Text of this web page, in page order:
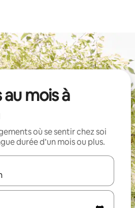
mois à
où se sentir chez soi
durée d’un mois ou plus.
sont affichés, parcourez-les en